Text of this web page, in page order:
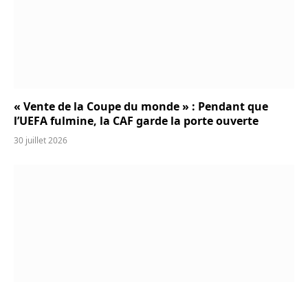
« Vente de la Coupe du monde » : Pendant que
l’UEFA fulmine, la CAF garde la porte ouverte
30 juillet 2026